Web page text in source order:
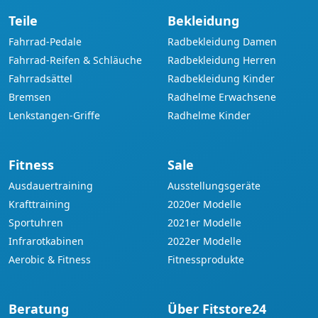
Teile
Fahrrad-Pedale
Fahrrad-Reifen & Schläuche
Fahrradsättel
Bremsen
Lenkstangen-Griffe
Bekleidung
Radbekleidung Damen
Radbekleidung Herren
Radbekleidung Kinder
Radhelme Erwachsene
Radhelme Kinder
Fitness
Ausdauertraining
Krafttraining
Sportuhren
Infrarotkabinen
Aerobic & Fitness
Sale
Ausstellungsgeräte
2020er Modelle
2021er Modelle
2022er Modelle
Fitnessprodukte
Beratung Über Fitstore24